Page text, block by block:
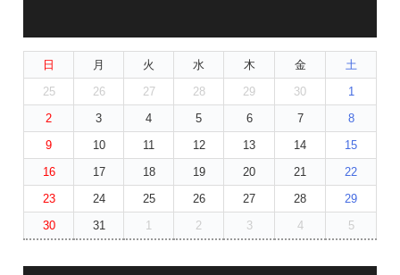
日 月 火 水 木 金
土
25
26 27 28 29 30
1
2
3 4 5 6 7
8
9
10 11 12 13 14
15
16
17 18 19 20 21
22
23
24 25 26 27 28
29
30
31 1 2 3 4 5